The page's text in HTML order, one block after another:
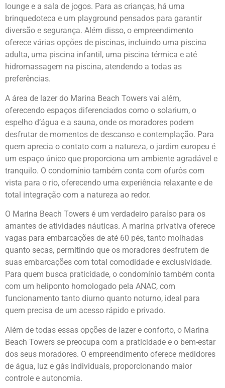
lounge e a sala de jogos. Para as crianças, há uma
brinquedoteca e um playground pensados para garantir
diversão e segurança. Além disso, o empreendimento
oferece várias opções de piscinas, incluindo uma piscina
adulta, uma piscina infantil, uma piscina térmica e até
hidromassagem na piscina, atendendo a todas as
preferências.
A área de lazer do Marina Beach Towers vai além,
oferecendo espaços diferenciados como o solarium, o
espelho d’água e a sauna, onde os moradores podem
desfrutar de momentos de descanso e contemplação. Para
quem aprecia o contato com a natureza, o jardim europeu é
um espaço único que proporciona um ambiente agradável e
tranquilo. O condomínio também conta com ofurôs com
vista para o rio, oferecendo uma experiência relaxante e de
total integração com a natureza ao redor.
O Marina Beach Towers é um verdadeiro paraíso para os
amantes de atividades náuticas. A marina privativa oferece
vagas para embarcações de até 60 pés, tanto molhadas
quanto secas, permitindo que os moradores desfrutem de
suas embarcações com total comodidade e exclusividade.
Para quem busca praticidade, o condomínio também conta
com um heliponto homologado pela ANAC, com
funcionamento tanto diurno quanto noturno, ideal para
quem precisa de um acesso rápido e privado.
Além de todas essas opções de lazer e conforto, o Marina
Beach Towers se preocupa com a praticidade e o bem-estar
dos seus moradores. O empreendimento oferece medidores
de água, luz e gás individuais, proporcionando maior
controle e autonomia.